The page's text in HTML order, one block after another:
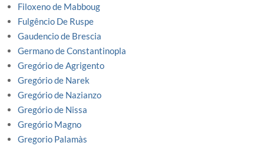
Filoxeno de Mabboug
Fulgêncio De Ruspe
Gaudencio de Brescia
Germano de Constantinopla
Gregório de Agrigento
Gregório de Narek
Gregório de Nazianzo
Gregório de Nissa
Gregório Magno
Gregorio Palamàs